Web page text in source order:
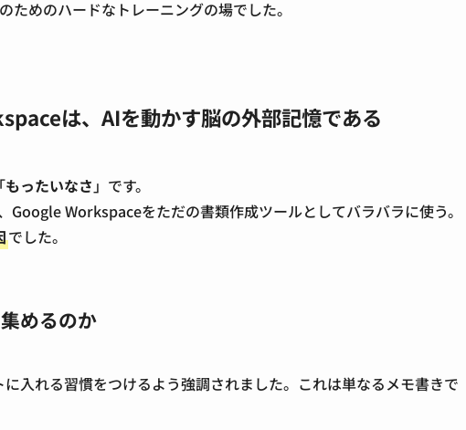
めのハードなトレーニングの場でした。
は、AIを動かす脳の外部記憶である
もったいなさ 」です。
Google Workspaceをただの書類作成ツールとしてバラバラに使う。
でした。
めるのか
入れる習慣をつけるよう強調されました。これは単なるメモ書きで